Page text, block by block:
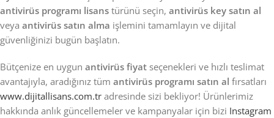
antivirüs programı lisans türünü seçin, antivirüs key satın al
veya antivirüs satın alma işlemini tamamlayın ve dijital
güvenliğinizi bugün başlatın.
Bütçenize en uygun antivirüs fiyat seçenekleri ve hızlı teslimat
avantajıyla, aradığınız tüm antivirüs programı satın al fırsatları
www.dijitallisans.com.tr adresinde sizi bekliyor! Ürünlerimiz
hakkında anlık güncellemeler ve kampanyalar için bizi Instagram